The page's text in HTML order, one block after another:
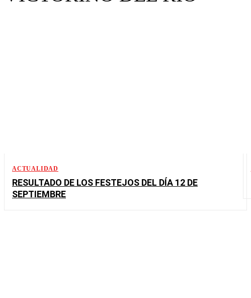
ACTUALIDAD
RESULTADO DE LOS FESTEJOS DEL DÍA 12 DE
SEPTIEMBRE